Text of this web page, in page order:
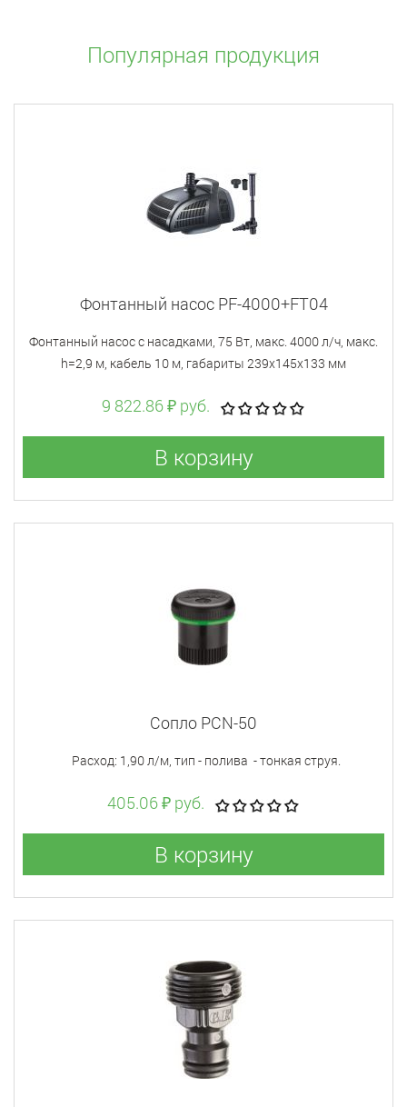
Популярная продукция
Фонтанный насос PF-4000+FT04
Фонтанный насос с насадками, 75 Вт, макс. 4000 л/ч, макс.
h=2,9 м, кабель 10 м, габариты 239х145х133 мм
9 822.86 ₽ руб.
В корзину
Сопло PСN-50
Расход: 1,90 л/м, тип - полива - тонкая струя.
405.06 ₽ руб.
В корзину